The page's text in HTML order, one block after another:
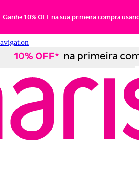
Ganhe 10% OFF na sua primeira compra